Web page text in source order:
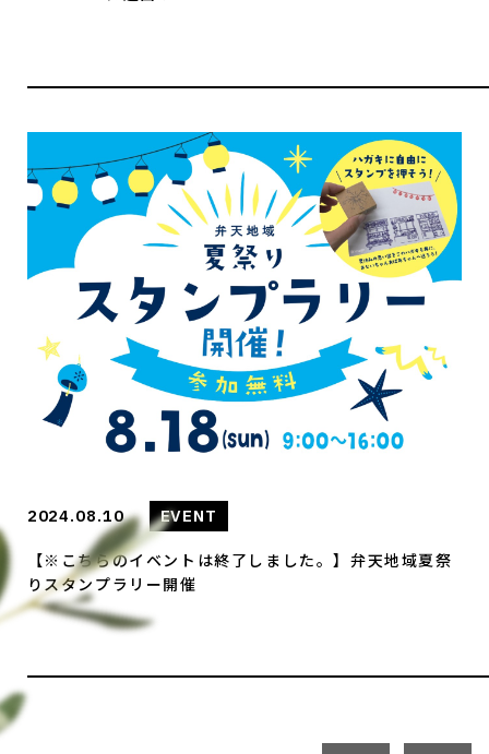
2024.08.10 EVENT
【※こちらのイベントは終了しました。】弁天地域夏祭
りスタンプラリー開催